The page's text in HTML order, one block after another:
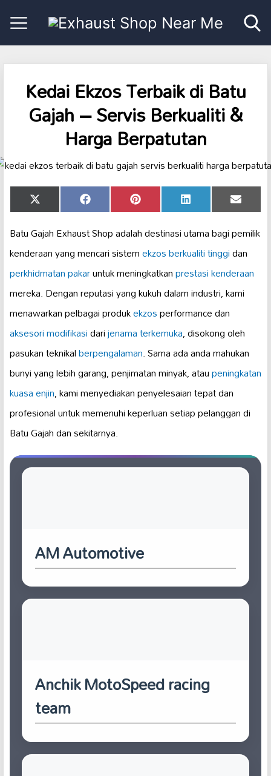
Kedai Ekzos Terbaik di Batu
Gajah – Servis Berkualiti &
Harga Berpatutan
Share
on
X
(Twitter)
Share
on
Facebook Share
on
Pinterest Share
on
LinkedIn Share
on
Email
Batu Gajah Exhaust Shop adalah destinasi utama bagi pemilik
kenderaan yang mencari sistemekzos berkualiti tinggidan
perkhidmatan pakaruntuk meningkatkanprestasi kenderaan
mereka. Dengan reputasi yang kukuh dalam industri, kami
menawarkan pelbagai produkekzosperformance dan
aksesori modifikasidarijenama terkemuka, disokong oleh
pasukan teknikalberpengalaman. Sama ada anda mahukan
bunyi yang lebih garang, penjimatan minyak, ataupeningkatan
kuasa enjin, kami menyediakan penyelesaian tepat dan
profesional untuk memenuhi keperluan setiap pelanggan di
Batu Gajah dan sekitarnya.
AM Automotive
Anchik MotoSpeed racing
team